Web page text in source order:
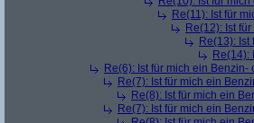
Re(11): Ist für
Re(12): Ist
Re(13):
Re(14):
Re(6): Ist für mich ein
Re(7): Ist für mich ein
Re(8): Ist für mich ein
Re(7): Ist für mich ein